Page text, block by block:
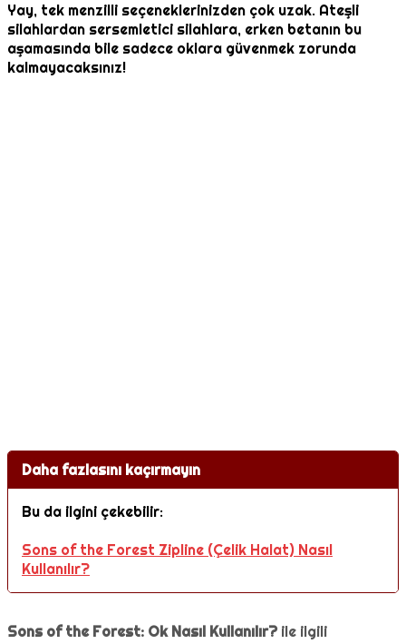
Yay, tek menzilli seçeneklerinizden çok uzak. Ateşli
silahlardan sersemletici silahlara, erken betanın bu
aşamasında bile sadece oklara güvenmek zorunda
kalmayacaksınız!
Daha fazlasını kaçırmayın
Bu da ilgini çekebilir:
Sons of the Forest Zipline (Çelik Halat) Nasıl
Kullanılır?
Sons of the Forest: Ok Nasıl Kullanılır? ile ilgili